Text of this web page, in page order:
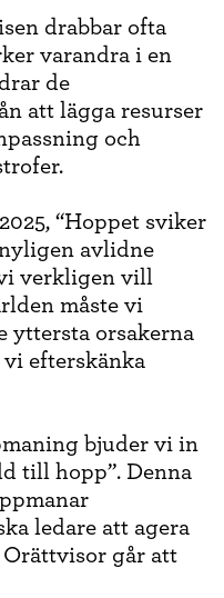
drabbar ofta
varandra i en
de
att lägga resurser
och
“Hoppet sviker
avlidne
verkligen vill
måste vi
yttersta orsakerna
efterskänka
bjuder vi in
till hopp”. Denna
ledare att agera
Orättvisor går att